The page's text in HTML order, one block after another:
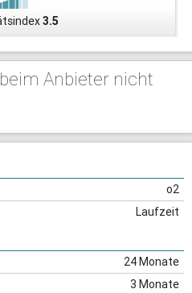
3.5
Anbieter nicht
o2
Laufzeit
24 Monate
3 Monate